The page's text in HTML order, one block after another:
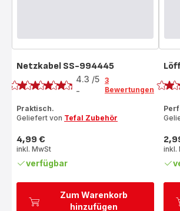
Zum Warenkorb
hinzufügen
Netzkabel SS-994445
Bewertung
4.3 /5
-
3
Bewertungen
Praktisch.
Geliefert von Tefal Zubehör
Preis
4,99 €
inkl. MwSt
verfügbar
inkl.